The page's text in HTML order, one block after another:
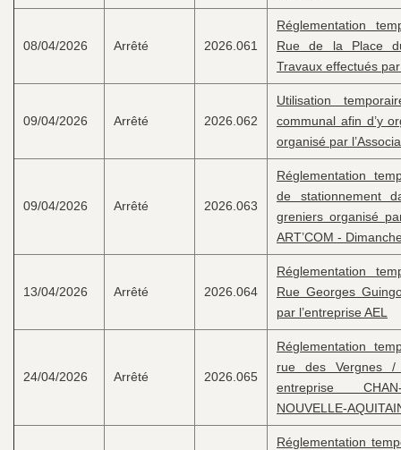
08/04/2026 Arrêté 2026.061
Réglementation
Rue de la Place
Travaux effectués
09/04/2026 Arrêté 2026.062
Utilisation
communal afin d’y
organisé par
09/04/2026 Arrêté 2026.063
Réglementation
de stationnement
greniers organisé
ART’COM -
13/04/2026 Arrêté 2026.064
Réglementation
Rue Georges
par l’entreprise AEL
24/04/2026 Arrêté 2026.065
Réglementation
rue des Vergnes /
entreprise
NOUVELLE-
Réglementation